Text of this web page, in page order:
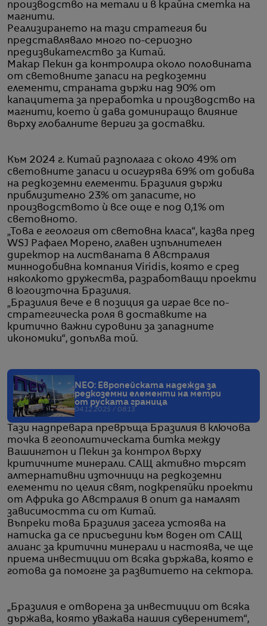
производство на метали и в крайна сметка на
магнити.
Реализирането на тази стратегия би
представлявало много по-сериозно
предизвикателство за Китай.
Макар Пекин да контролира около половината
от световните запаси на редкоземни
елементи, страната държи над 90% от
капацитета за преработка и производство на
магнити, което ѝ дава доминиращо влияние
върху глобалните вериги за доставки.
Към 2024 г. Китай разполага с около 49% от
световните запаси и осигурява 69% от добива
на редкоземни елементи. Бразилия държи
приблизително 23% от запасите, но
производството ѝ все още е под 0,1% от
световното.
„Това е геология от световна класа“, казва пред
WSJ Рафаел Морено, главен изпълнителен
директор на листваната в Австралия
миннодобивна компания Viridis, която е сред
няколкото дружества, разработващи проекти
в югоизточна Бразилия.
„Бразилия вече е в позиция да играе все по-
стратегическа роля в доставките на
критично важни суровини за западните
икономики“, допълва той.
NEO: Европейската надежда за
редкоземни елементи на метри
от руската граница
04.12.2025 / 08:13
Тази надпревара превръща Бразилия в ключова
точка в геополитическата битка между
Вашингтон и Пекин за контрол върху
критичните минерали. САЩ активно търсят
алтернативни източници на редкоземни
елементи по целия свят, подкрепяйки проекти
от Африка до Австралия в опит да намалят
зависимостта си от Китай.
Въпреки това Бразилия засега устоява на
натиска да се присъедини към воден от САЩ
алианс за критични минерали и настоява, че ще
приема инвестиции от всяка държава, която е
готова да помогне за развитието на сектора.
„Бразилия е отворена за инвестиции от всяка
държава, която уважава нашия суверенитет“,